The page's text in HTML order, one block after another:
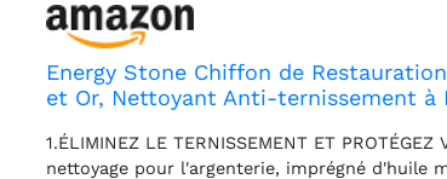
Energy Stone Chiffon de
et Or, Nettoyant Anti-ternissement à
Monnaie (1 Pack)
1.ÉLIMINEZ LE TERNISSEMENT ET
nettoyage pour l'argenterie, imprégné d'huile